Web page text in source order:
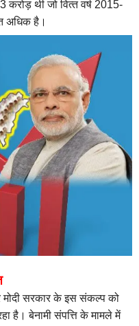
करोड़ थी जो वित्‍त वर्ष 2015-
अधिक है।
सरकार के इस संकल्प को
है। बेनामी संपत्ति के मामले में